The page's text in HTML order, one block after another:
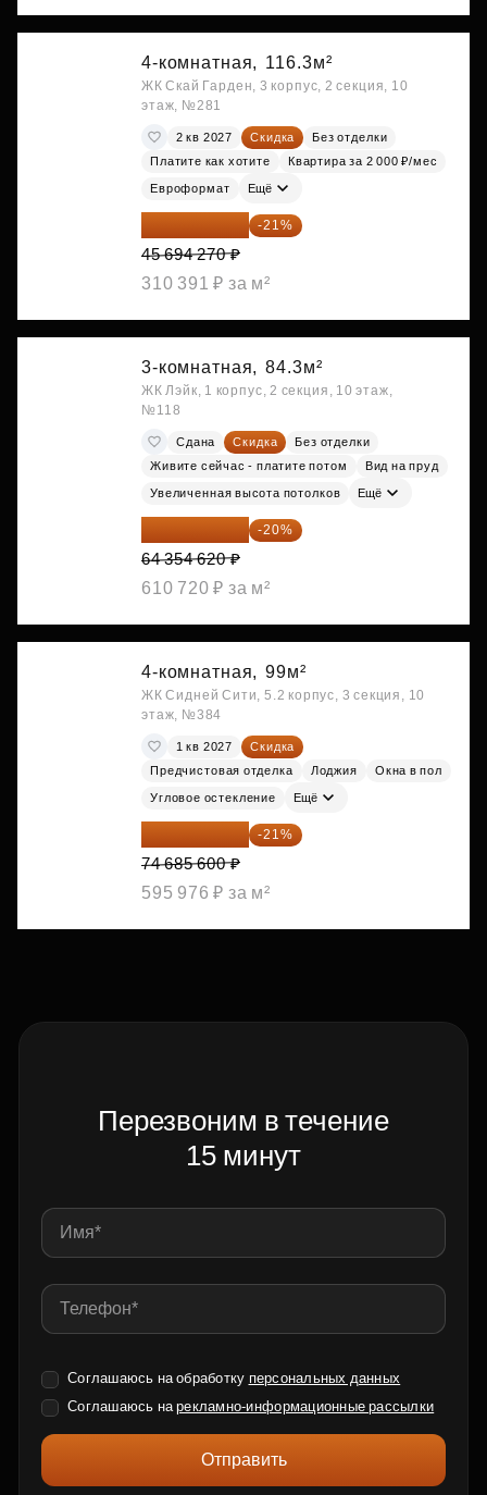
4-комнатная, 116.3м²
ЖК Скай Гарден, 3 корпус, 2 секция, 10
этаж, №281
2 кв 2027 Скидка
Без отделки
Платите как хотите
Квартира за 2 000 ₽/мес
Евроформат Ещё
36 098 473 ₽ -21%
45 694 270 ₽
310 391 ₽ за м²
3-комнатная, 84.3м²
ЖК Лэйк, 1 корпус, 2 секция, 10 этаж,
№118
Сдана Скидка
Без отделки
Живите сейчас - платите потом
Вид на пруд
Увеличенная высота потолков Ещё
51 483 696 ₽ -20%
64 354 620 ₽
610 720 ₽ за м²
4-комнатная, 99м²
ЖК Сидней Сити, 5.2 корпус, 3 секция, 10
этаж, №384
1 кв 2027
Скидка
Предчистовая отделка
Лоджия Окна в пол
Угловое остекление Ещё
59 001 624 ₽ -21%
74 685 600 ₽
595 976 ₽ за м²
Перезвоним в течение
15 минут
Соглашаюсь на обработку персональных данных
Соглашаюсь нарекламно-информационные рассылки
Отправить